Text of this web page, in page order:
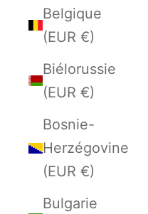
Belgique
(EUR €)
Biélorussie
(EUR €)
Bosnie-
Herzégovine
(EUR €)
Bulgarie